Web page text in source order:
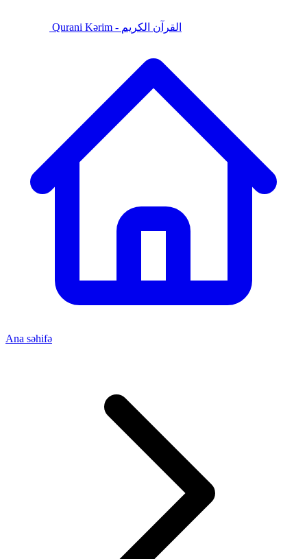
Qurani Kərim - القرآن الكريم
Ana səhifə